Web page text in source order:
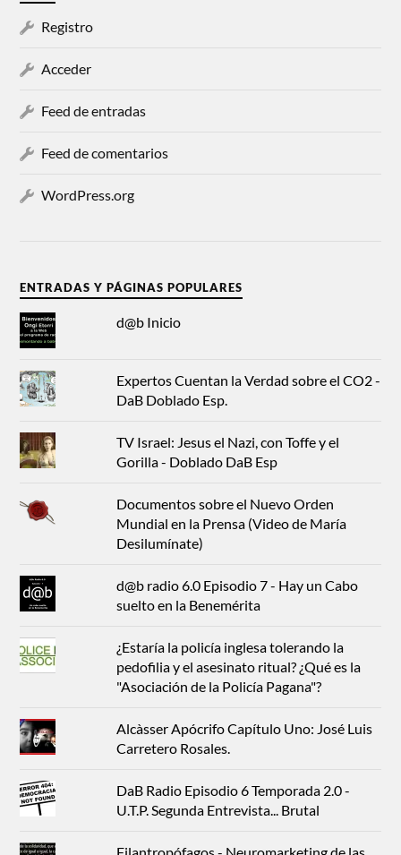
Registro
Acceder
Feed de entradas
Feed de comentarios
WordPress.org
ENTRADAS Y PÁGINAS POPULARES
d@b Inicio
Expertos Cuentan la Verdad sobre el CO2 -
DaB Doblado Esp.
TV Israel: Jesus el Nazi, con Toffe y el
Gorilla - Doblado DaB Esp
Documentos sobre el Nuevo Orden
Mundial en la Prensa (Video de María
Desilumínate)
d@b radio 6.0 Episodio 7 - Hay un Cabo
suelto en la Benemérita
¿Estaría la policía inglesa tolerando la
pedofilia y el asesinato ritual? ¿Qué es la
"Asociación de la Policía Pagana"?
Alcàsser Apócrifo Capítulo Uno: José Luis
Carretero Rosales.
DaB Radio Episodio 6 Temporada 2.0 -
U.T.P. Segunda Entrevista... Brutal